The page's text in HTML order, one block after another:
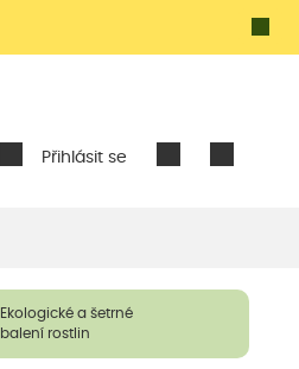
Přihlásit se
Ekologické a šetrné
balení rostlin